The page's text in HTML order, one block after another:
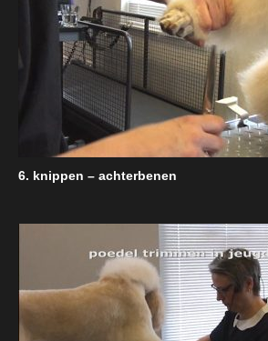
6. knippen – achterbenen